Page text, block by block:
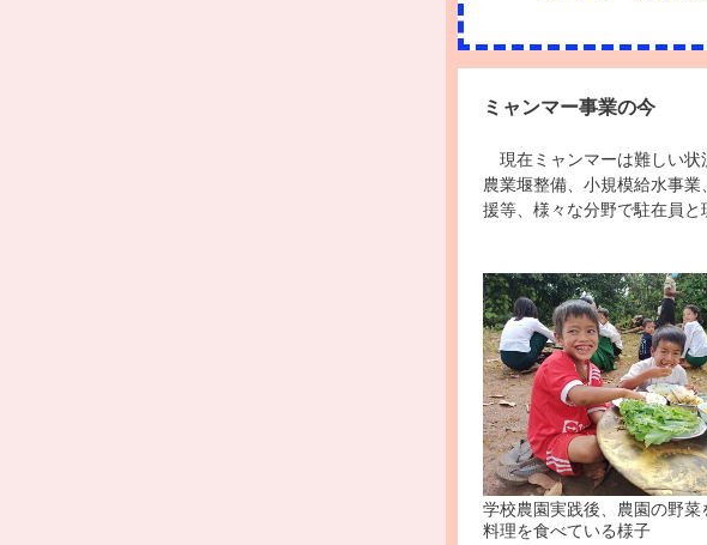
ミャンマー事業の今
現在ミャンマーは難しい状
農業堰整備、小規模給水事
援等、様々な分野で駐在員と
学校農園実践後、農園の野菜
料理を食べている様子